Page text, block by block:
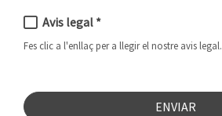
Avis legal *
Fes clic a l'enllaç per a llegir el nostre avis legal.
ENVIAR